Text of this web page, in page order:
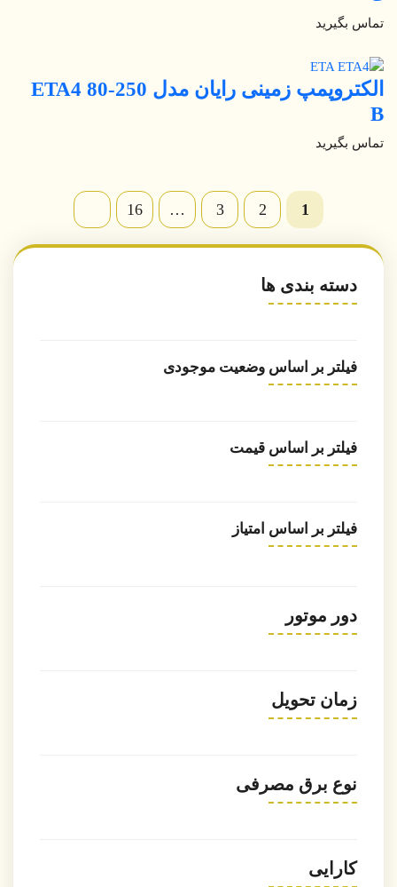
دسته بندی ها
فیلتر بر اساس وضعیت موجودی
فیلتر بر اساس قیمت
فیلتر بر اساس امتیاز
دور موتور
زمان تحویل
نوع برق مصرفی
کارایی
تماس بگیرید
الکتروپمپ زمینی رایان مدل ETA4 80-250
B
تماس بگیرید
1
2
3
…
16